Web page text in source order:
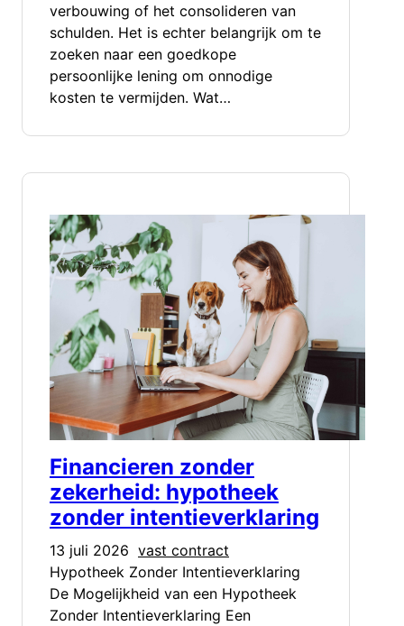
verbouwing of het consolideren van
schulden. Het is echter belangrijk om te
zoeken naar een goedkope
persoonlijke lening om onnodige
kosten te vermijden. Wat…
Financieren zonder
zekerheid: hypotheek
zonder intentieverklaring
13 juli 2026 vast contract
Hypotheek Zonder Intentieverklaring
De Mogelijkheid van een Hypotheek
Zonder Intentieverklaring Een